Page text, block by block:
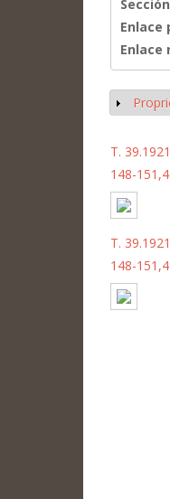
Enlace
Enlace
T.
148-
T.
148-